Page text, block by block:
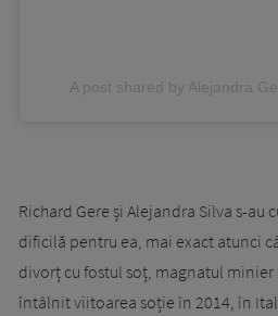
A post shared by Alejandra
Richard Gere și Alejandra Silva s-
dificilă pentru ea, mai exact atunci
divorț cu fostul soț, magnatul minier
întâlnit viitoarea soție în 2014, în